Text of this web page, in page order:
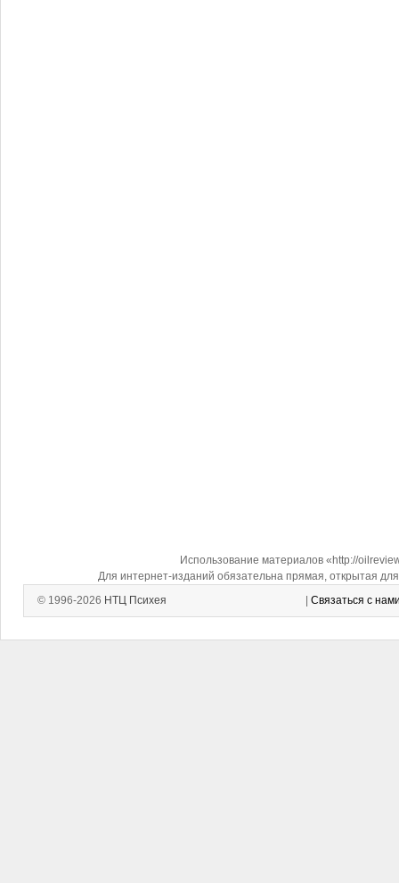
Использование материалов «http://
Для интернет-изданий обязательна прямая, открытая
© 1996-2026 НТЦ Психея Связаться с